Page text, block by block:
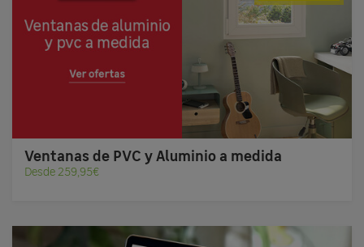
Ventanas de PVC y Aluminio a medida
Desde 259,95€